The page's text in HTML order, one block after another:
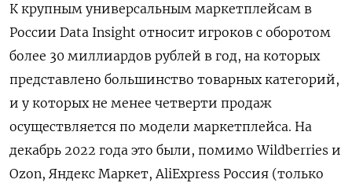
К крупным универсальным маркетплейсам в
России Data Insight относит игроков с оборотом
более 30 миллиардов рублей в год, на которых
представлено большинство товарных категорий,
и у которых не менее четверти продаж
осуществляется по модели маркетплейса. На
декабрь 2022 года это были, помимо Wildberries и
Ozon, Яндекс Маркет, AliExpress Россия (только